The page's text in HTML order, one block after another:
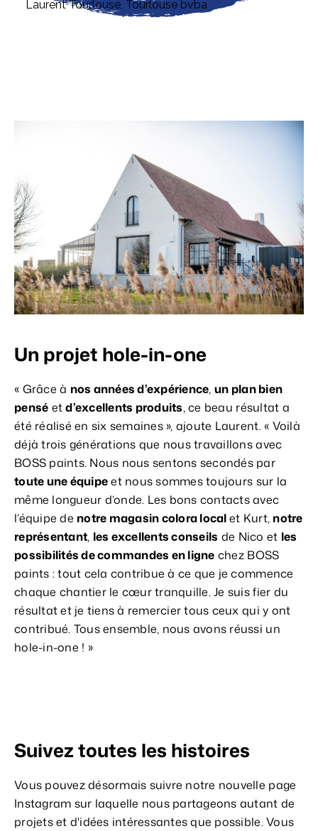
Laurent Tourlouse, Tourlouse bvba
Un projet hole-in-one
« Grâce à nos années d’expérience, un plan bien
pensé etd’excellents produits, ce beau résultat a
été réalisé en six semaines », ajoute Laurent. « Voilà
déjà trois générations que nous travaillons avec
BOSS paints. Nous nous sentons secondés par
toute une équipeet nous sommes toujours sur la
même longueur d’onde. Les bons contacts avec
l’équipe de notre magasin colora localet Kurt, notre
représentant, les excellents conseils de Nico et les
possibilités de commandes en ligne chez BOSS
paints : tout cela contribue à ce que je commence
chaque chantier le cœur tranquille. Je suis fier du
résultat et je tiens à remercier tous ceux qui y ont
contribué. Tous ensemble, nous avons réussi un
hole-in-one ! »
Suivez toutes les histoires
Vous pouvez désormais suivre notre nouvelle page
Instagram sur laquelle nous partageons autant de
projets et d'idées intéressantes que possible. Vous